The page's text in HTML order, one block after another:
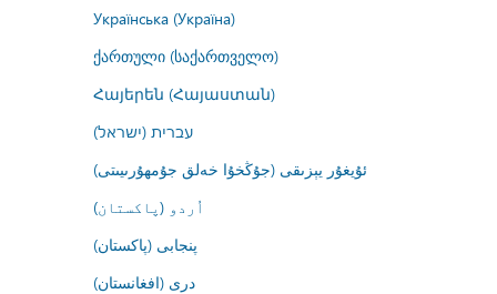
Українська (Україна)
ქართული (საქართველო)
Հայերեն (Հայաստան)
עברית (ישראל)
ئۇيغۇر يېزىقى (جۇڭخۇا خەلق جۇمھۇرىيىتى)
اُردو (پاکستان)
پنجابی (پاکستان)
درى (افغانستان)